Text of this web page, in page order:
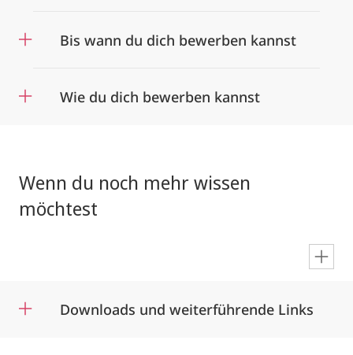
Bis wann du dich bewerben kannst
Wie du dich bewerben kannst
Wenn du noch mehr wissen
möchtest
Downloads und weiterführende Links